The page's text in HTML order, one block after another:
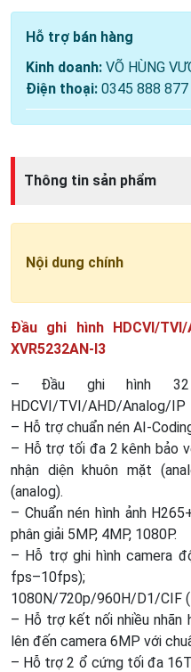
Hỗ trợ bán hàng
Kinh doanh: VÕ HÙNG
Điện thoại: 0345 888 877
Thông tin sản phẩm
Nội dung chính
Đầu ghi hình HDCVI/
XVR5232AN-I3
– Đầu ghi hình 32
HDCVI/TVI/AHD/Analog/IP
– Hỗ trợ chuẩn nén AI-
– Hỗ trợ tối đa 2 kênh bảo
nhận diện khuôn mặt
(analog).
– Chuẩn nén hình ảnh
phân giải 5MP, 4MP, 1080P.
– Hỗ trợ ghi hình camera
fps–10fps);
1080N/720p/960H/D1/CIF
– Hỗ trợ kết nối nhiều nhãn
lên đến camera 6MP với
– Hỗ trợ 2 ổ cứng tối đa